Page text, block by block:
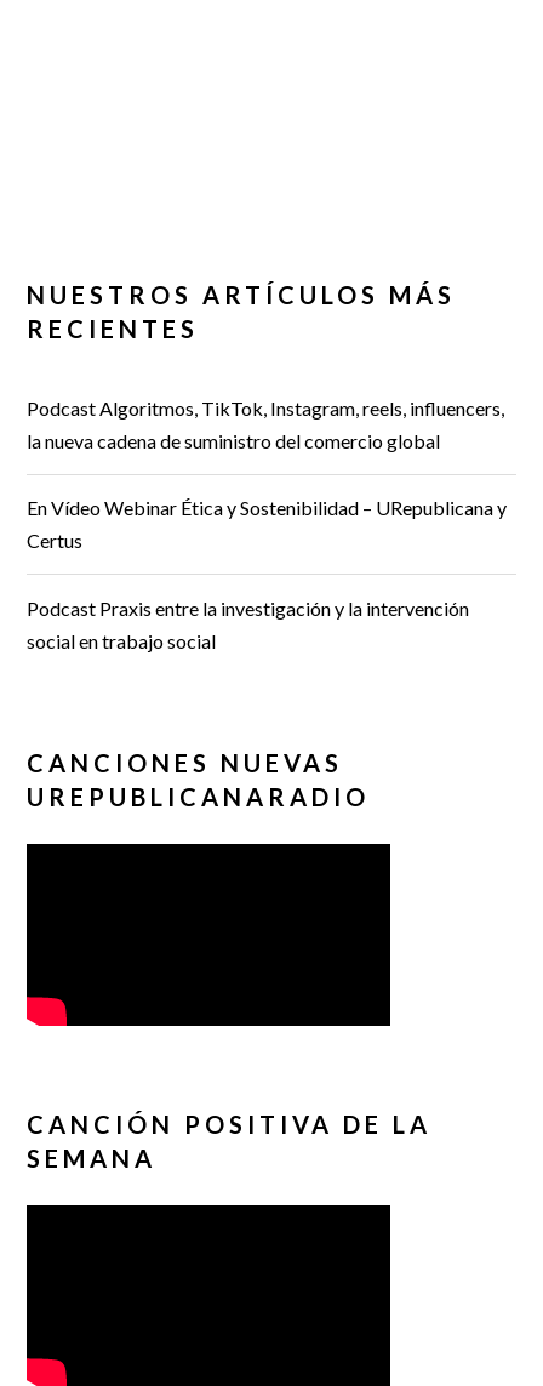
NUESTROS ARTÍCULOS MÁS
RECIENTES
Podcast Algoritmos, TikTok, Instagram, reels, influencers,
la nueva cadena de suministro del comercio global
En Vídeo Webinar Ética y Sostenibilidad – URepublicana y
Certus
Podcast Praxis entre la investigación y la intervención
social en trabajo social
CANCIONES NUEVAS
UREPUBLICANARADIO
CANCIÓN POSITIVA DE LA
SEMANA